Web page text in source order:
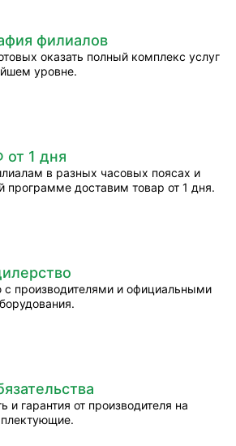
филиалов
оказать полный комплекс услуг
уровне.
от 1 дня
в разных часовых поясах и
программе доставим товар от 1 дня.
производителями и официальными
гарантия от производителя на